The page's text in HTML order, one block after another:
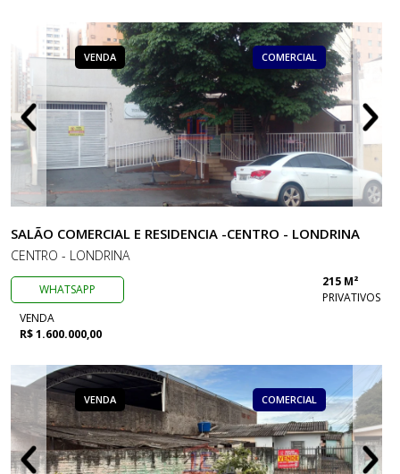
VENDA COMERCIAL
SALÃO COMERCIAL E RESIDENCIA -CENTRO - LONDRINA
CENTRO - LONDRINA
WHATSAPP
215 M²
PRIVATIVOS
VENDA
R$ 1.600.000,00
VENDA COMERCIAL